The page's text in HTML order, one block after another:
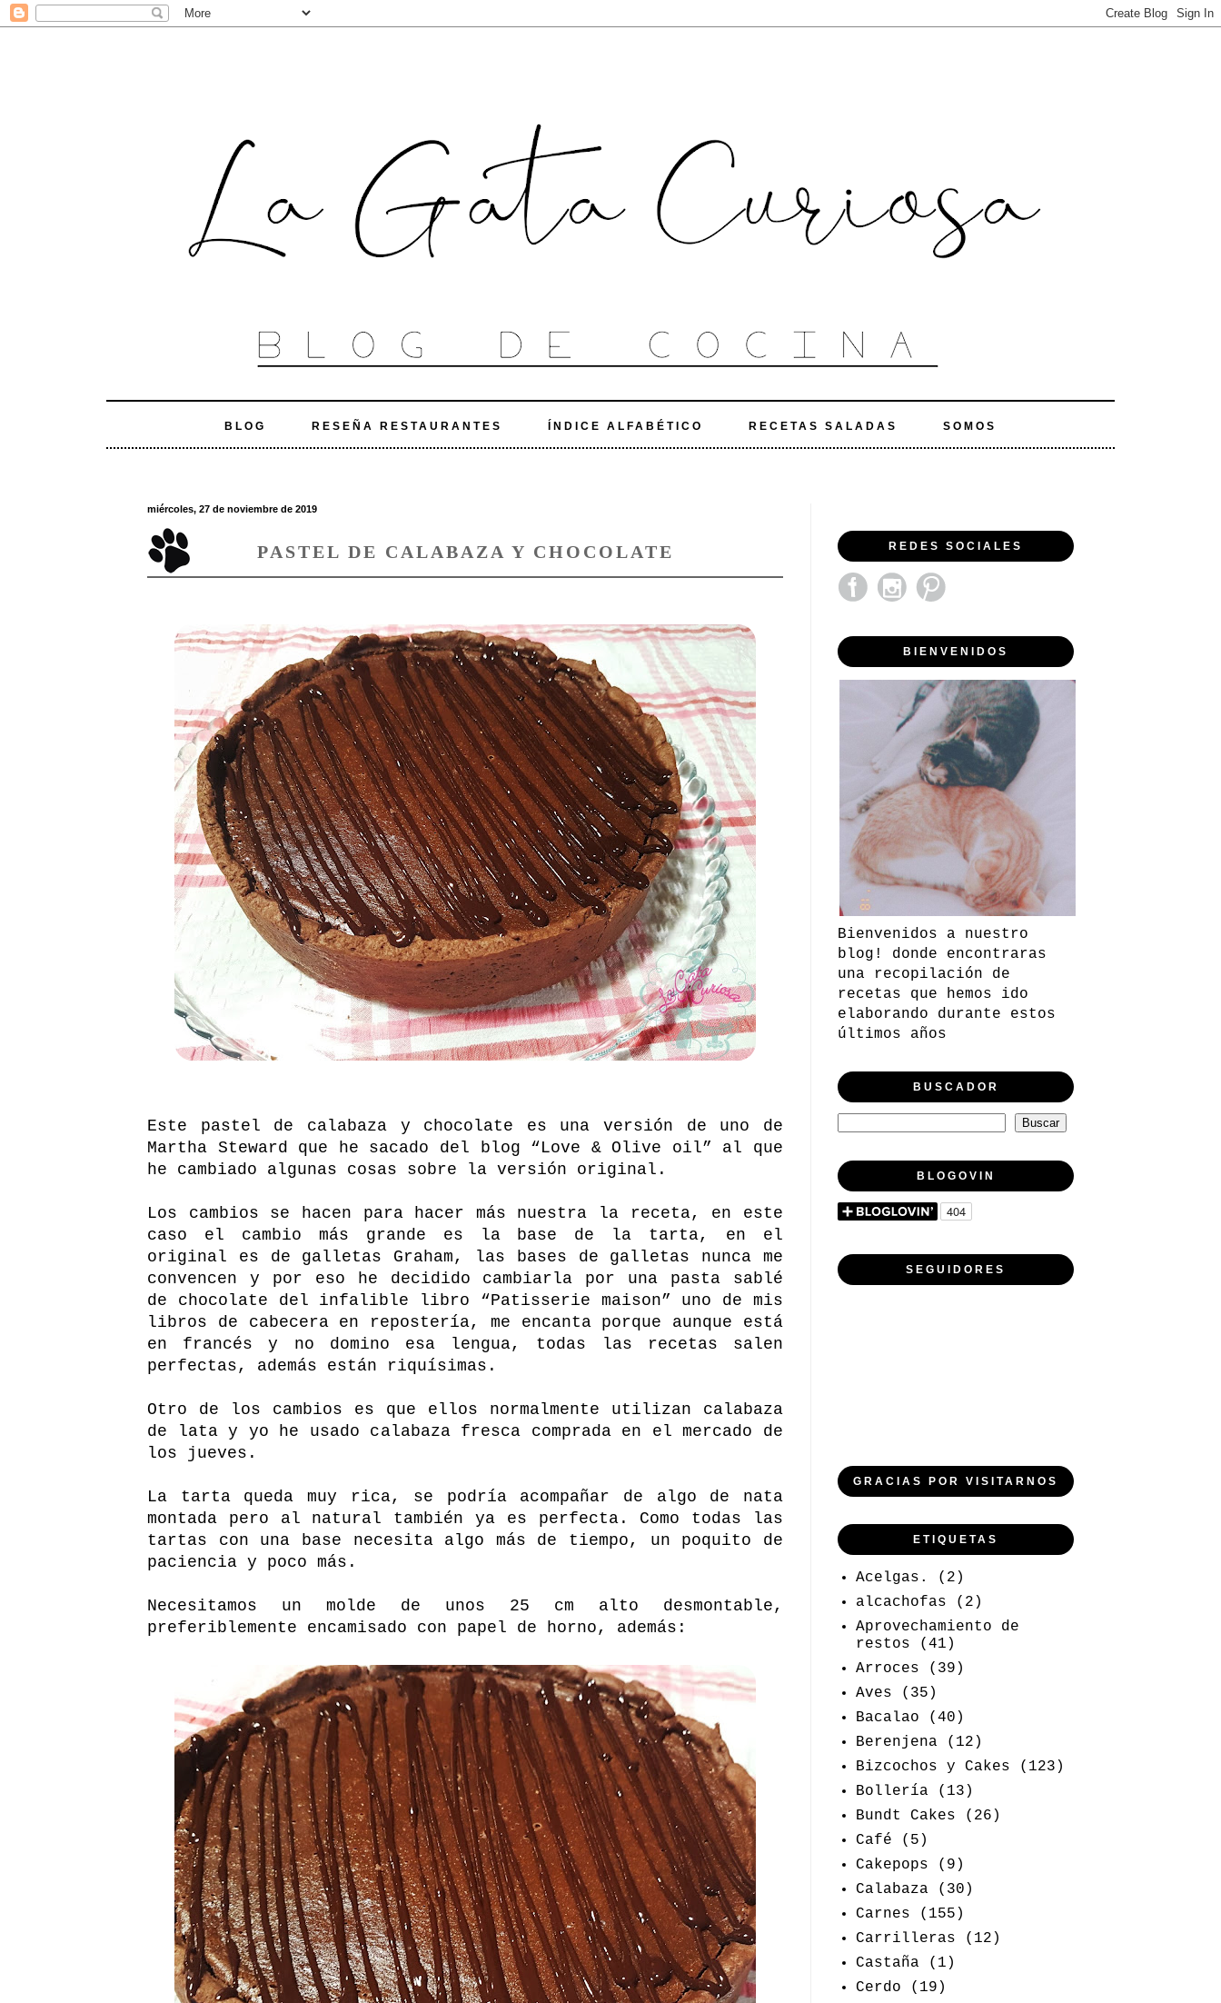
BLOG RESEÑA RESTAURANTES ÍNDICE ALFABÉTICO RECETAS SALADAS SOMOS
miércoles, 27 de noviembre de 2019
PASTEL DE CALABAZA Y CHOCOLATE
Este pastel de calabaza y chocolate es una versión de uno de
Martha Steward que he sacado del blog “Love & Olive oil” al que
he cambiado algunas cosas sobre la versión original.
Los cambios se hacen para hacer más nuestra la receta, en este
caso el cambio más grande es la base de la tarta, en el
original es de galletas Graham, las bases de galletas nunca me
convencen y por eso he decidido cambiarla por una pasta sablé
de chocolate del infalible libro “Patisserie maison” uno de mis
libros de cabecera en repostería, me encanta porque aunque está
en francés y no domino esa lengua, todas las recetas salen
perfectas, además están riquísimas.
Otro de los cambios es que ellos normalmente utilizan calabaza
de lata y yo he usado calabaza fresca comprada en el mercado de
los jueves.
La tarta queda muy rica, se podría acompañar de algo de nata
montada pero al natural también ya es perfecta. Como todas las
tartas con una base necesita algo más de tiempo, un poquito de
paciencia y poco más.
Necesitamos un molde de unos 25 cm alto desmontable,
preferiblemente encamisado con papel de horno, además:
REDES SOCIALES
BIENVENIDOS
Bienvenidos a nuestro
blog! donde encontraras
una recopilación de
recetas que hemos ido
elaborando durante estos
últimos años
BUSCADOR
BLOGOVIN
SEGUIDORES
GRACIAS POR VISITARNOS
ETIQUETAS
Acelgas.
(2)
alcachofas
(2)
Aprovechamiento de
restos
(41)
Arroces
(39)
Aves
(35)
Bacalao
(40)
Berenjena
(12)
Bizcochos y Cakes
(123)
Bollería
(13)
Bundt Cakes
(26)
Café
(5)
Cakepops
(9)
Calabaza
(30)
Carnes
(155)
Carrilleras
(12)
Castaña
(1)
Cerdo
(19)